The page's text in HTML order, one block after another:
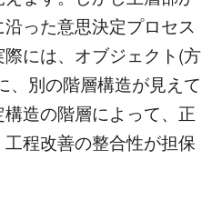
った意思決定プロセス
には、オブジェクト(方
、別の階層構造が見えて
造の階層によって、正
程改善の整合性が担保